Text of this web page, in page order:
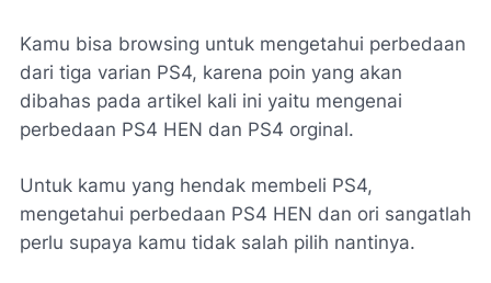
Kamu bisa browsing untuk mengetahui perbedaan
dari tiga varian PS4, karena poin yang akan
dibahas pada artikel kali ini yaitu mengenai
perbedaan PS4 HEN dan PS4 orginal.
Untuk kamu yang hendak membeli PS4,
mengetahui perbedaan PS4 HEN dan ori sangatlah
perlu supaya kamu tidak salah pilih nantinya.